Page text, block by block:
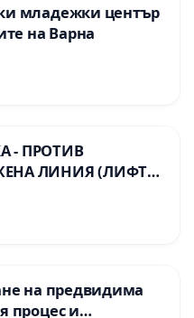
младежки център
на Варна
- ПРОТИВ
ЛИНИЯ (ЛИФТ)
НА
на предвидима
процес и